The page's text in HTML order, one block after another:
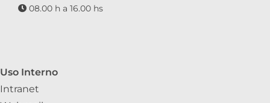
08.00 h a 16.00 hs
Uso Interno
Intranet